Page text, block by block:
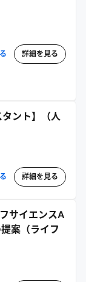
詳細を見る
ント】（人
詳細を見る
サイエンスA
案（ライフ